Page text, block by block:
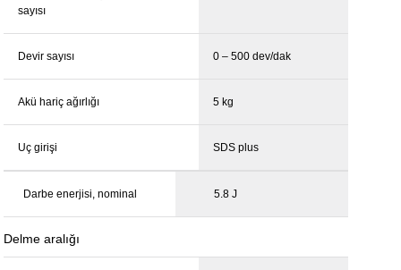
sayısı
Devir sayısı 0 – 500 dev/dak
Akü hariç ağırlığı 5 kg
Uç girişi SDS plus
Darbe enerjisi, nominal 5.8 J
Delme aralığı